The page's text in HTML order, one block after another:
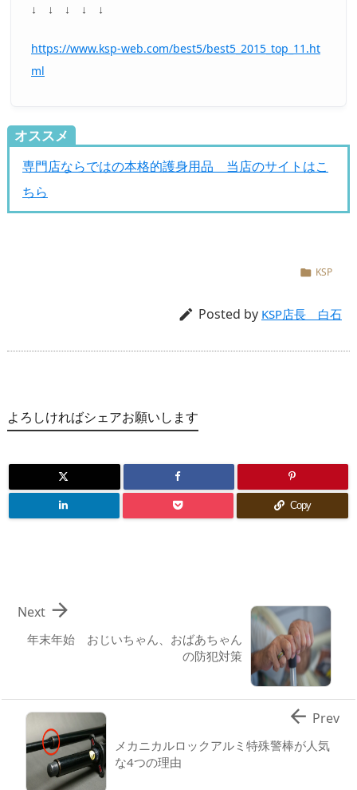
↓ ↓ ↓ ↓ ↓
https://www.ksp-web.com/best5/best5_2015_top_11.ht
ml
オススメ
専門店ならではの本格的護身用品 当店のサイトはこ
ちら
 KSP
 Posted by KSP店長 白石
よろしければシェアお願いします
Copy
年末年始 おじいちゃん、おばあちゃん
の防犯対策

Next
メカニカルロックアルミ特殊警棒が人気
な4つの理由
 Prev